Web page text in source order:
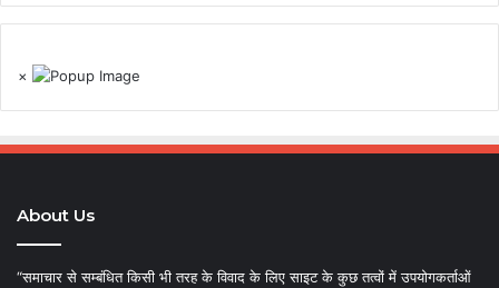
×
About Us
“समाचार से सम्बंधित किसी भी तरह के विवाद के लिए साइट के कुछ तत्वों में उपयोगकर्ताओं